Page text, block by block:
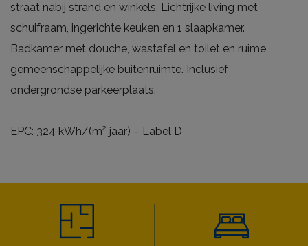
straat nabij strand en winkels. Lichtrijke living met
schuifraam, ingerichte keuken en 1 slaapkamer.
Badkamer met douche, wastafel en toilet en ruime
gemeenschappelijke buitenruimte. Inclusief
ondergrondse parkeerplaats.
EPC: 324 kWh/(m² jaar) – Label D